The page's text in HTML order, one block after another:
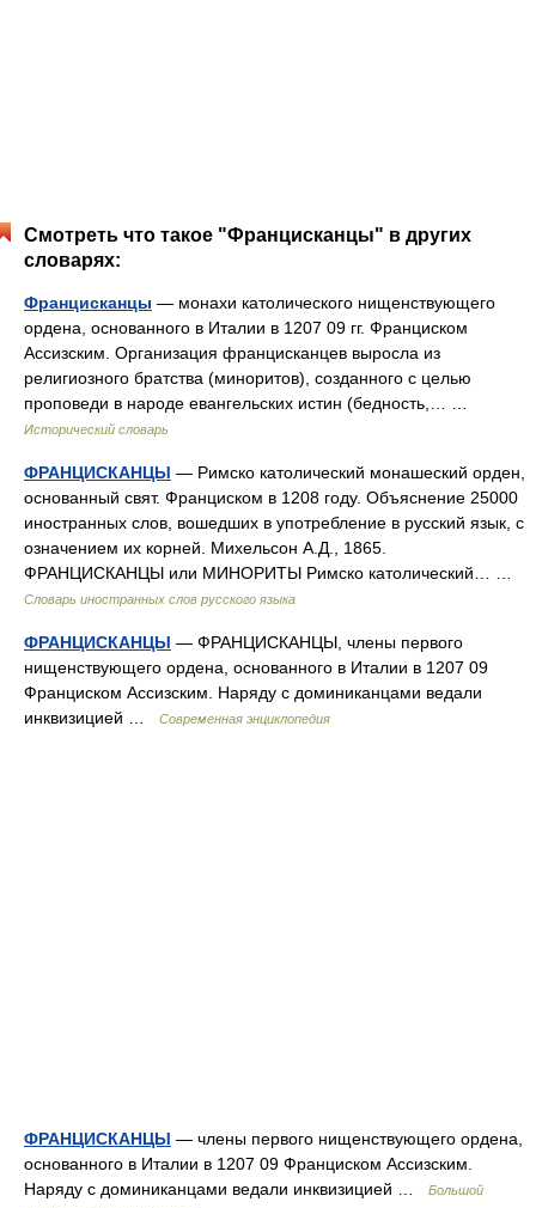
Смотреть что такое "Францисканцы" в других
словарях:
Францисканцы — монахи католического нищенствующего
ордена, основанного в Италии в 1207 09 гг. Франциском
Ассизским. Организация францисканцев выросла из
религиозного братства (миноритов), созданного с целью
проповеди в народе евангельских истин (бедность,… …
Исторический словарь
ФРАНЦИСКАНЦЫ — Римско католический монашеский орден,
основанный свят. Франциском в 1208 году. Объяснение 25000
иностранных слов, вошедших в употребление в русский язык, с
означением их корней. Михельсон А.Д., 1865.
ФРАНЦИСКАНЦЫ или МИНОРИТЫ Римско католический… …
Словарь иностранных слов русского языка
ФРАНЦИСКАНЦЫ — ФРАНЦИСКАНЦЫ, члены первого
нищенствующего ордена, основанного в Италии в 1207 09
Франциском Ассизским. Наряду с доминиканцами ведали
инквизицией …
Современная энциклопедия
ФРАНЦИСКАНЦЫ — члены первого нищенствующего ордена,
основанного в Италии в 1207 09 Франциском Ассизским.
Наряду с доминиканцами ведали инквизицией …
Большой